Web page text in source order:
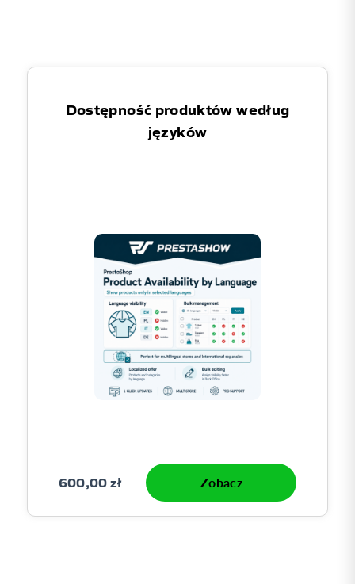
Dostępność produktów według
języków
600,00 zł Zobacz